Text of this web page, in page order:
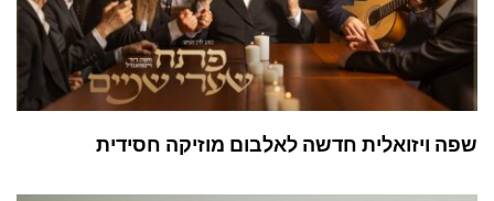
שפה ויזואלית חדשה לאלבום מוזיקה חסידית